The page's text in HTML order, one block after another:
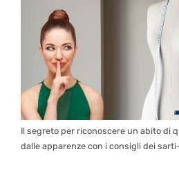
Il segreto per riconoscere un abito di
dalle apparenze con i consigli dei